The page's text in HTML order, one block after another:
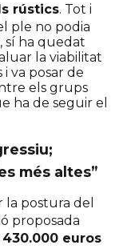
rústics. Tot i
ple no podia
sí ha quedat
la viabilitat
va posar de
els grups
ha de seguir el
més altes”
la postura del
proposada
euros